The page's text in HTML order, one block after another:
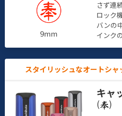
9mm
さず連
ロック
バンの
インク
スタイリッシュなオートシャ
キャ
(
)